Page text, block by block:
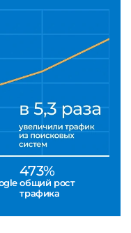
473%
общий рост
трафика